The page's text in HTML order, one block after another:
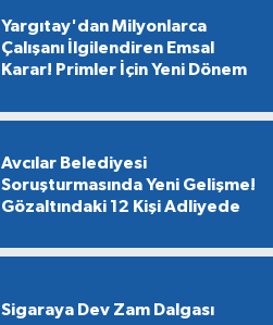
Yargıtay'dan Milyonlarca
Çalışanı İlgilendiren Emsal
Karar! Primler İçin Yeni Dönem
Avcılar Belediyesi
Soruşturmasında Yeni Gelişme!
Gözaltındaki 12 Kişi Adliyede
Sigaraya Dev Zam Dalgası